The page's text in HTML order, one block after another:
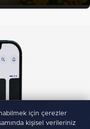
için çerezler
kişisel verileriniz